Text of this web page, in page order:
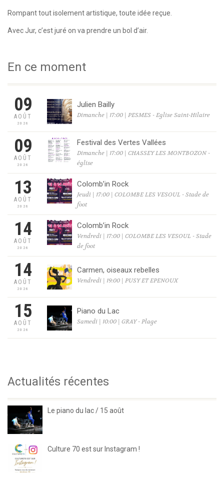
Rompant tout isolement artistique, toute idée reçue.
Avec Jur, c’est juré on va prendre un bol d’air.
En ce moment
09
AOÛT
2026
Julien Bailly
Dimanche | 17:00 | PESMES - Eglise Saint-Hilaire
09
AOÛT
2026
Festival des Vertes Vallées
Dimanche | 17:00 | CHASSEY LES MONTBOZON -
église
13
AOÛT
2026
Colomb’in Rock
Jeudi | 17:00 | COLOMBE LES VESOUL - Stade de
foot
14
AOÛT
2026
Colomb’in Rock
Vendredi | 17:00 | COLOMBE LES VESOUL - Stade
de foot
14
AOÛT
2026
Carmen, oiseaux rebelles
Vendredi | 19:00 | PUSY ET EPENOUX
15
AOÛT
2026
Piano du Lac
Samedi | 10:00 | GRAY - Plage
Actualités récentes
Le piano du lac / 15 août
Culture 70 est sur Instagram !